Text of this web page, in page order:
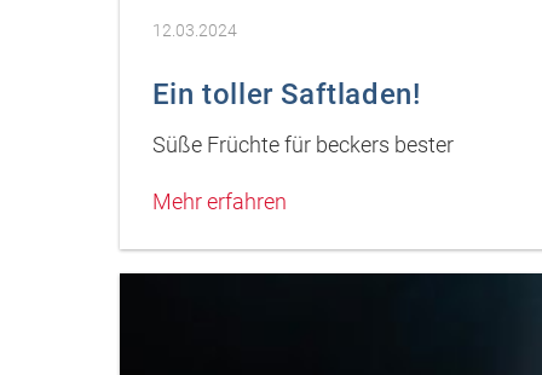
12.03.2024
Ein toller Saftladen!
Süße Früchte für beckers bester
Mehr erfahren